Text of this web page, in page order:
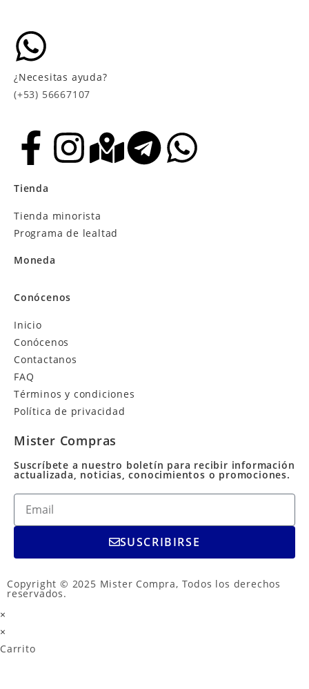
¿Necesitas ayuda?
(+53) 56667107
Tienda
Tienda minorista
Programa de lealtad
Moneda
Conócenos
Inicio
Conócenos
Contactanos
FAQ
Términos y condiciones
Política de privacidad
Mister Compras
Suscríbete a nuestro boletín para recibir información
actualizada, noticias, conocimientos o promociones.
SUSCRIBIRSE
Copyright © 2025 Mister Compra, Todos los derechos
reservados.
×
×
Carrito